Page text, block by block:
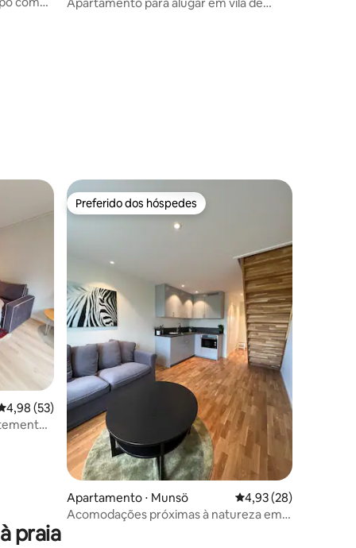
de uma avaliação média de 5, 53 avaliações
4,98 (53)
Preferido dos hóspedes
Preferido dos hóspedes
Apartamento ⋅ Munsö 4,93 de uma
4,93 (28)
Acomodações próximas à natureza em
praia